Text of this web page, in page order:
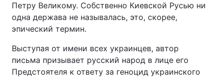
Петру Великому. Собственно Киевской Русью ни
одна держава не называлась, это, скорее,
эпический термин.
Выступая от имени всех украинцев, автор
письма призывает русский народ в лице его
Предстоятеля к ответу за геноцид украинского